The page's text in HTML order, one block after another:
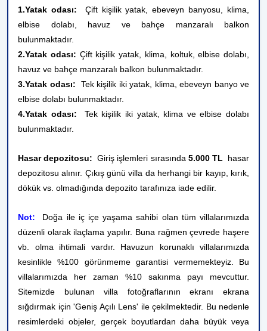
1.Yatak odası:
Çift kişilik yatak, ebeveyn banyosu, klima,
elbise dolabı, havuz ve bahçe manzaralı balkon
bulunmaktadır.
2.Yatak odası: Çift kişilik yatak, klima, koltuk, elbise dolabı,
havuz ve bahçe manzaralı balkon bulunmaktadır.
3.Yatak odası:
Tek kişilik iki yatak, klima, ebeveyn banyo ve
elbise dolabı bulunmaktadır.
4.Yatak odası: Tek kişilik iki yatak, klima ve elbise dolabı
bulunmaktadır.
Hasar depozitosu: Giriş işlemleri sırasında 5.000 TL
hasar
depozitosu alınır. Çıkış günü villa da herhangi bir kayıp, kırık,
dökük vs. olmadığında depozito tarafınıza iade edilir.
Not:
Doğa ile iç içe yaşama sahibi olan tüm villalarımızda
düzenli olarak ilaçlama yapılır. Buna rağmen çevrede haşere
vb. olma ihtimali vardır. Havuzun korunaklı villalarımızda
kesinlikle %100 görünmeme garantisi vermemekteyiz. Bu
villalarımızda her zaman %10 sakınma payı mevcuttur.
Sitemizde bulunan villa fotoğraflarının ekranı ekrana
sığdırmak için 'Geniş Açılı Lens' ile çekilmektedir. Bu nedenle
resimlerdeki objeler, gerçek boyutlardan daha büyük veya